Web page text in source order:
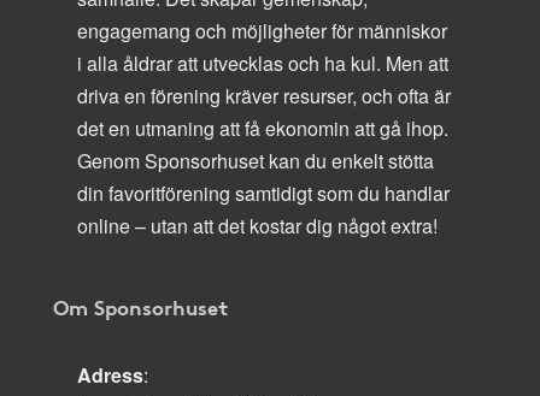
engagemang och möjligheter för människor
i alla åldrar att utvecklas och ha kul. Men att
driva en förening kräver resurser, och ofta är
det en utmaning att få ekonomin att gå ihop.
Genom Sponsorhuset kan du enkelt stötta
din favoritförening samtidigt som du handlar
online – utan att det kostar dig något extra!
Om Sponsorhuset
Adress: